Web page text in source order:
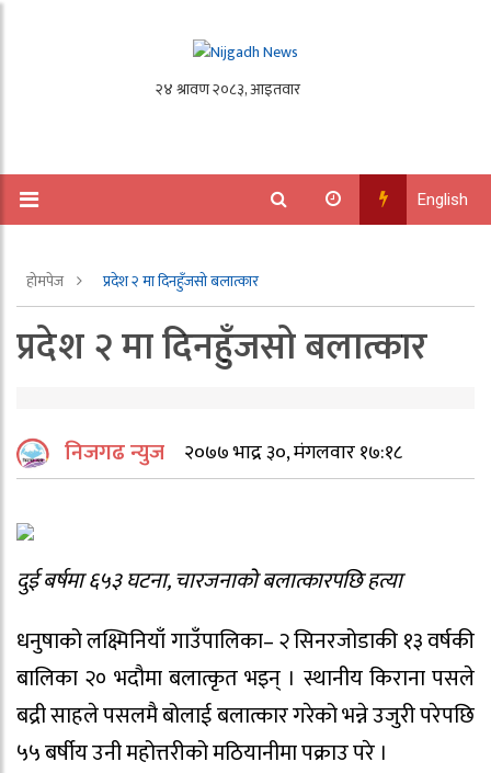
English
होमपेज प्रदेश २ मा दिनहुँजसो बलात्कार
प्रदेश २ मा दिनहुँजसो बलात्कार
निजगढ न्युज २०७७ भाद्र ३०, मंगलवार १७:१८
दुई बर्षमा ६५३ घटना, चारजनाको बलात्कारपछि हत्या
धनुषाको लक्ष्मिनियाँ गाउँपालिका– २ सिनरजोडाकी १३ वर्षकी
बालिका २० भदौमा बलात्कृत भइन् । स्थानीय किराना पसले
बद्री साहले पसलमै बोलाई बलात्कार गरेको भन्ने उजुरी परेपछि
५५ बर्षीय उनी महोत्तरीको मठियानीमा पक्राउ परे ।